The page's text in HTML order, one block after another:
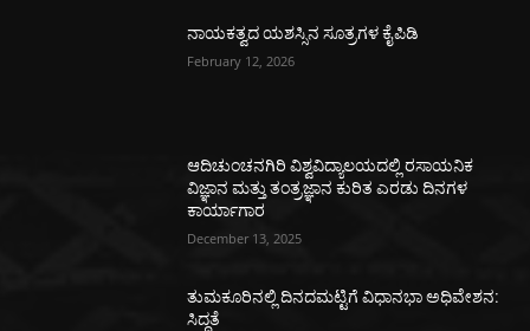
ನಾಯಕತ್ವದ ಯಶಸ್ಸಿನ ಸೂತ್ರಗಳ ಕೈಪಿಡಿ
February 12, 2026
ಆದಿಚುಂಚನಗಿರಿ ವಿಶ್ವವಿದ್ಯಾಲಯದಲ್ಲಿ ರಸಾಯನಿಕ
ವಿಜ್ಞಾನ ಮತ್ತು ತಂತ್ರಜ್ಞಾನ ಕುರಿತ ಎರಡು ದಿನಗಳ
ಕಾರ್ಯಾಗಾರ
December 13, 2025
ತುಮಕೂರಿನಲ್ಲಿ ದಿನದಮಟ್ಟಿಗೆ ವಿಧಾನಭಾ ಅಧಿವೇಶನ:
ಸಿದ್ಧತೆ